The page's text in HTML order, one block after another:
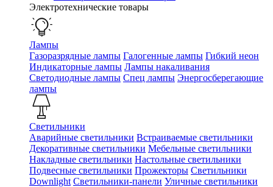
Электротехнические товары
Лампы
Газоразрядные лампы Галогенные лампы Гибкий неон
Индикаторные лампы Лампы накаливания
Светодиодные лампы Спец лампы Энергосберегающие
лампы
Светильники
Аварийные светильники Встраиваемые светильники
Декоративные светильники Мебельные светильники
Накладные светильники Настольные светильники
Подвесные светильники Прожекторы Светильники
Downlight Светильники-панели Уличные светильники